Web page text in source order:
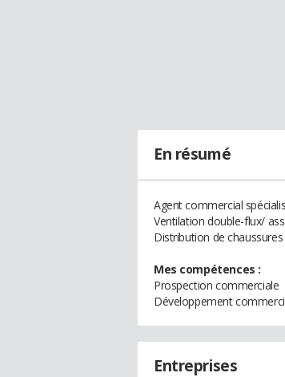
En résumé
Agent commercial
Ventilation double-flux/
Distribution de
Mes compétences :
Prospection commerciale
Développement
Entreprises